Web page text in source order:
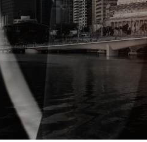
土木事業
弊社土木事業について